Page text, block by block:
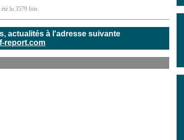
été lu 3579 fois.
actualités à l'adresse suivante
report.com